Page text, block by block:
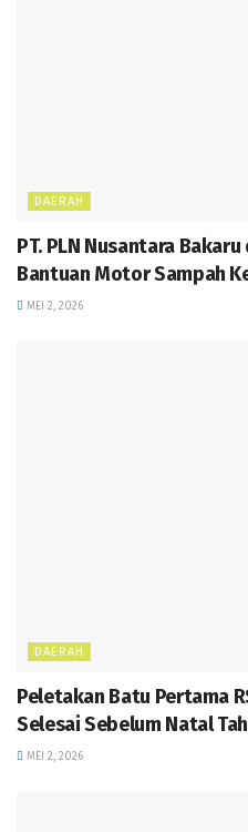
DAERAH
PT. PLN Nusantara
Bantuan Motor Sampah
MEI 2, 2026
DAERAH
Peletakan Batu Pertama
Selesai Sebelum Natal
MEI 2, 2026